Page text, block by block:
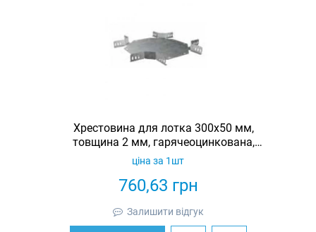
Хрестовина для лотка 300х50 мм,
товщина 2 мм, гарячеоцинкована,
Eurotray
760,63 грн
ціна за 1шт
Залишити відгук